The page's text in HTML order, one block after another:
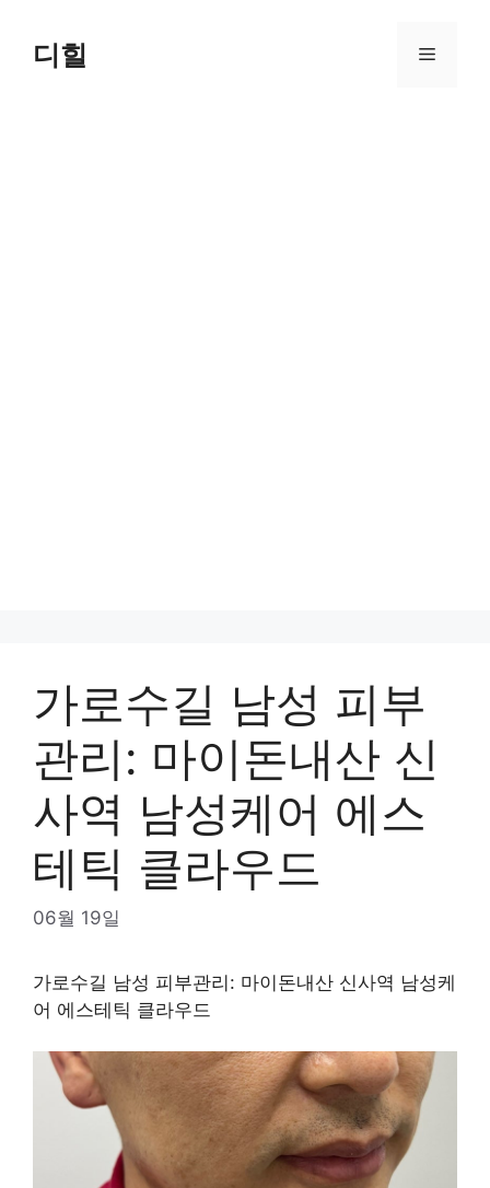
content디힐 Menu
가로수길 남성 피부
관리: 마이돈내산 신
사역 남성케어 에스
테틱 클라우드
06월 19일
가로수길 남성 피부관리: 마이돈내산 신사역 남성케
어 에스테틱 클라우드